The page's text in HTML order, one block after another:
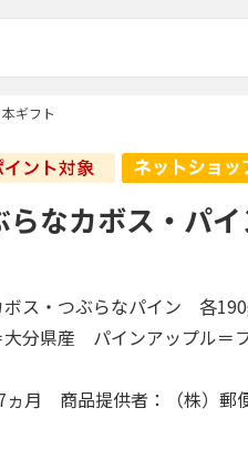
ギフト
らなカボス・パ
ボス・つぶらなパイン 各
分県産 パインアップル＝
月 商品提供者：（株）郵